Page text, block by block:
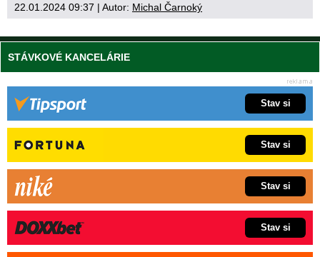
22.01.2024 09:37 | Autor: Michal Čarnoký
STÁVKOVÉ KANCELÁRIE
Stav si
Stav si
Stav si
Stav si